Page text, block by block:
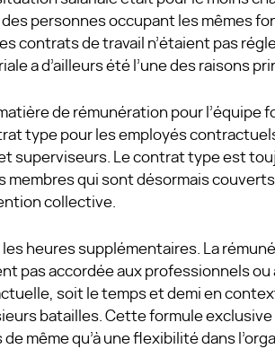
personnes occupant les mêmes
contrats de travail n’étaient pas
a d’ailleurs été l’une des raisons
de rémunération pour l’équipe
type pour les employés
superviseurs. Le contrat type est
membres qui sont désormais
collective.
heures supplémentaires. La
pas accordée aux professionnels ou
soit le temps et demi en
batailles. Cette formule exclusive
même qu’à une flexibilité dans